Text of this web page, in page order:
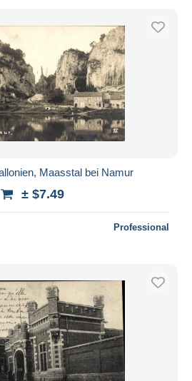
Maasstal bei Namur
± $7.49
Professional